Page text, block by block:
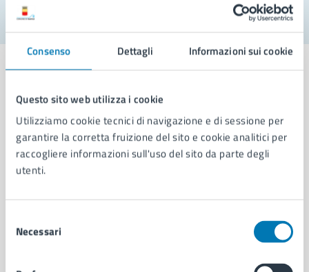
Consenso Dettagli Informazioni sui cookie
Questo sito web utilizza i cookie
Utilizziamo cookie tecnici di navigazione e di sessione per
garantire la corretta fruizione del sito e cookie analitici per
raccogliere informazioni sull'uso del sito da parte degli
utenti.
delNecessari
Comune di Napoli
AMMINISTRAZIONE
Uffici